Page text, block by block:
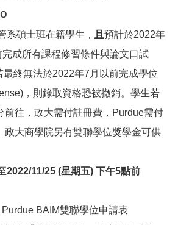
系碩士班在籍學生， 且 預計於2022年
成所有課程修習條件與論文口試
最終無法於2022年7月以前完成學位
，則錄取資格恐被撤銷。學生若
前往，政大需付註冊費，Purdue需付
政大商學院另有雙聯學位獎學金可供
2022/11/25 (星期五) 下午5點前
BAIM雙聯學位申請表